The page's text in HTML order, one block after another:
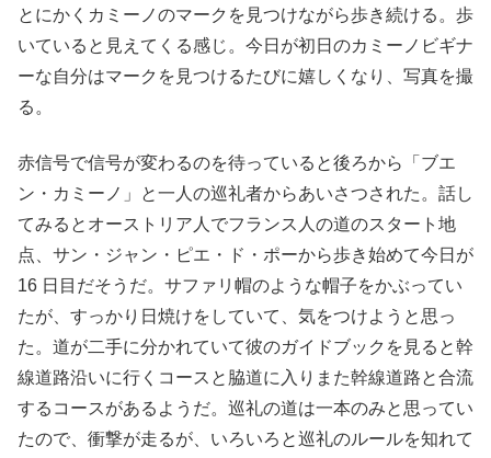
とにかくカミーノのマークを見つけながら歩き続ける。歩
いていると見えてくる感じ。今日が初日のカミーノビギナ
ーな自分はマークを見つけるたびに嬉しくなり、写真を撮
る。
赤信号で信号が変わるのを待っていると後ろから「ブエ
ン・カミーノ」と一人の巡礼者からあいさつされた。話し
てみるとオーストリア人でフランス人の道のスタート地
点、サン・ジャン・ピエ・ド・ポーから歩き始めて今日が
16 日目だそうだ。サファリ帽のような帽子をかぶってい
たが、すっかり日焼けをしていて、気をつけようと思っ
た。道が二手に分かれていて彼のガイドブックを見ると幹
線道路沿いに行くコースと脇道に入りまた幹線道路と合流
するコースがあるようだ。巡礼の道は一本のみと思ってい
たので、衝撃が走るが、いろいろと巡礼のルールを知れて